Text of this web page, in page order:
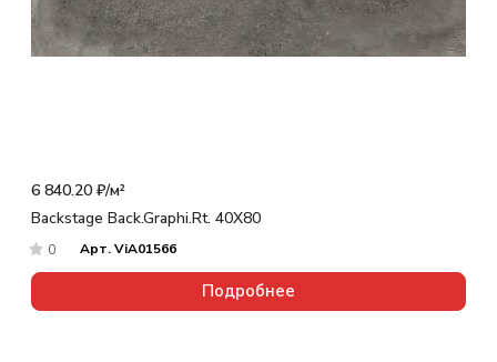
6 840.20 ₽/м²
Backstage Back.Graphi.Rt. 40X80
0 Арт.ViA01566
Подробнее